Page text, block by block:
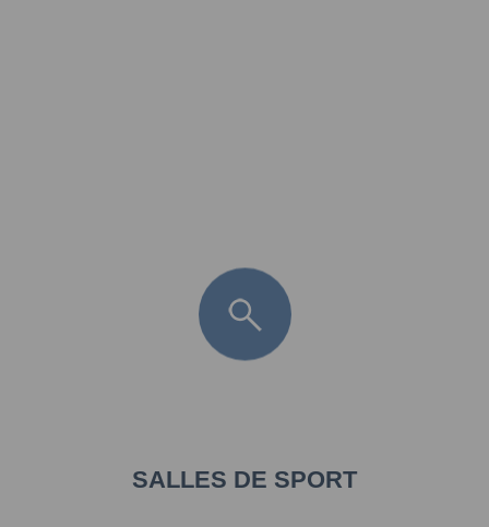
SALLES DE SPORT